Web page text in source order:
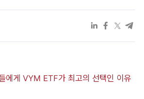
에게 VYM ETF가 최고의 선택인 이유